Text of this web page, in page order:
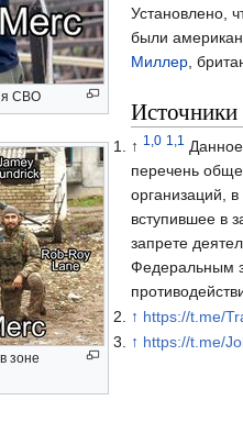
СВО
зоне
Установлено,
были
Миллер,
Источники
↑ 1,0 1,1
перечень
организаций,
вступившее в
запрете
Федеральным
↑ https://t.me/
↑ https://t.me/